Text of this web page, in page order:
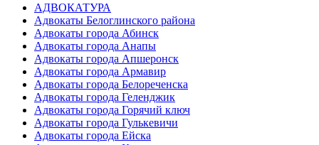
АДВОКАТУРА
Адвокаты Белоглинского района
Адвокаты города Абинск
Адвокаты города Анапы
Адвокаты города Апшеронск
Адвокаты города Армавир
Адвокаты города Белореченска
Адвокаты города Геленджик
Адвокаты города Горячий ключ
Адвокаты города Гулькевичи
Адвокаты города Ейска